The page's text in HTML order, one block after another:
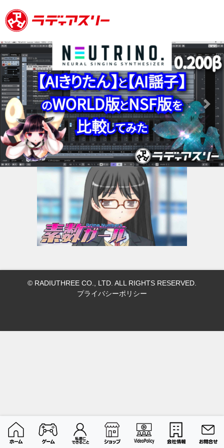
Previous Next
© RADIUTHREE CO., LTD. ALL RIGHTS RESERVED.
プライバシーポリシー